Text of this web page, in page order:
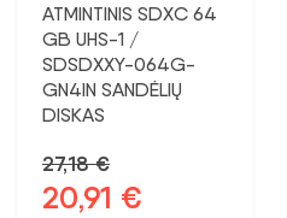
ATMINTINIS SDXC 64
GB UHS-1 /
SDSDXXY-064G-
GN4IN SANDĖLIŲ
DISKAS
27,18€
Pradinė
20,91 €